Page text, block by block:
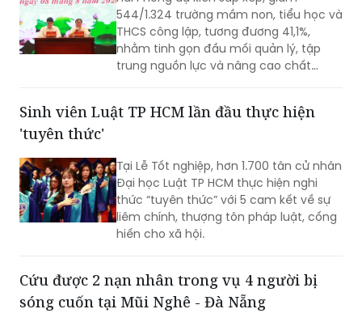
544/1.324 trường mầm non, tiểu học và
THCS công lập, tương đương 41,1%,
nhằm tinh gọn đầu mối quản lý, tập
trung nguồn lực và nâng cao chất
Sinh viên Luật TP HCM lần đầu thực hiện
'tuyên thức'
Tại Lễ Tốt nghiệp, hơn 1.700 tân cử nhân
Đại học Luật TP HCM thực hiện nghi
thức “tuyên thức” với 5 cam kết về sự
liêm chính, thượng tôn pháp luật, cống
hiến cho xã hội.
Cứu được 2 nạn nhân trong vụ 4 người bị
sóng cuốn tại Mũi Nghê - Đà Nẵng